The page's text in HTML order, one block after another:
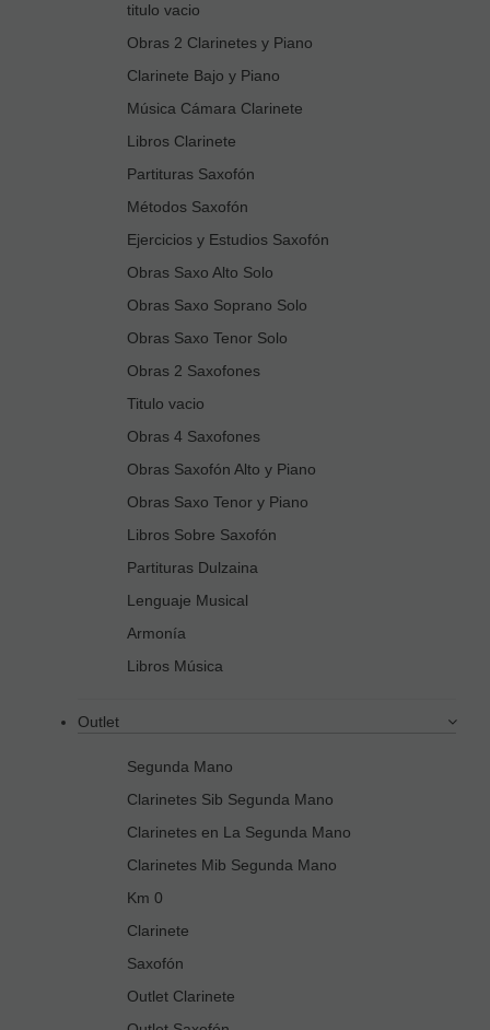
titulo vacio
Obras 2 Clarinetes y Piano
Clarinete Bajo y Piano
Música Cámara Clarinete
Libros Clarinete
Partituras Saxofón
Métodos Saxofón
Ejercicios y Estudios Saxofón
Obras Saxo Alto Solo
Obras Saxo Soprano Solo
Obras Saxo Tenor Solo
Obras 2 Saxofones
Titulo vacio
Obras 4 Saxofones
Obras Saxofón Alto y Piano
Obras Saxo Tenor y Piano
Libros Sobre Saxofón
Partituras Dulzaina
Lenguaje Musical
Armonía
Libros Música
Outlet
Segunda Mano
Clarinetes Sib Segunda Mano
Clarinetes en La Segunda Mano
Clarinetes Mib Segunda Mano
Km 0
Clarinete
Saxofón
Outlet Clarinete